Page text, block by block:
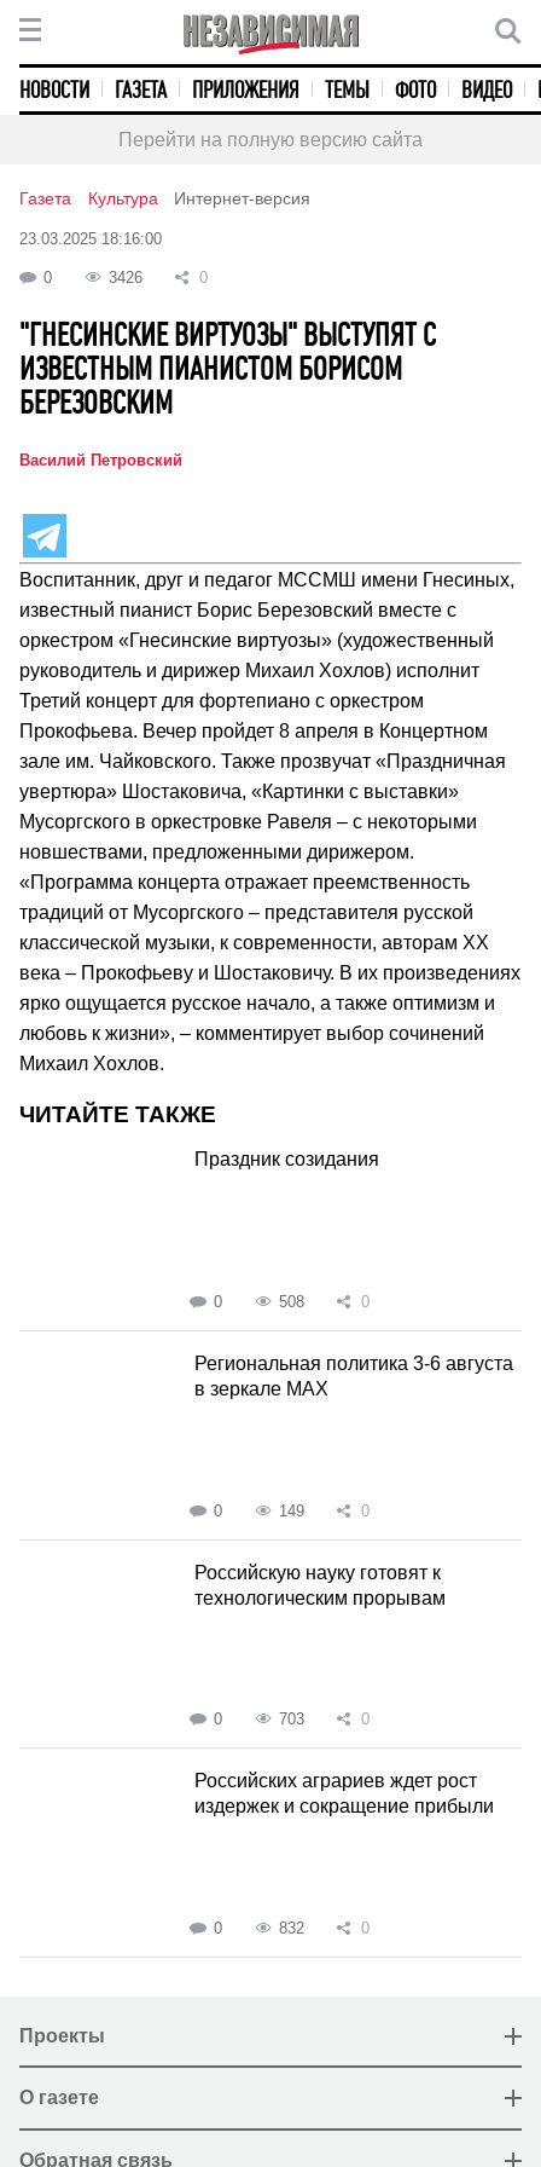
НОВОСТИ ГАЗЕТА ПРИЛОЖЕНИЯ ТЕМЫ ФОТО ВИДЕО
Перейти на полную версию сайта
Газета Культура Интернет-версия
23.03.2025 18:16:00
0 3426 0
"ГНЕСИНСКИЕ ВИРТУОЗЫ" ВЫСТУПЯТ С
ИЗВЕСТНЫМ ПИАНИСТОМ БОРИСОМ
БЕРЕЗОВСКИМ
Василий Петровский
Воспитанник, друг и педагог МССМШ имени Гнесиных,
известный пианист Борис Березовский вместе с
оркестром «Гнесинские виртуозы» (художественный
руководитель и дирижер Михаил Хохлов) исполнит
Третий концерт для фортепиано с оркестром
Прокофьева. Вечер пройдет 8 апреля в Концертном
зале им. Чайковского. Также прозвучат «Праздничная
увертюра» Шостаковича, «Картинки с выставки»
Мусоргского в оркестровке Равеля – с некоторыми
новшествами, предложенными дирижером.
«Программа концерта отражает преемственность
традиций от Мусоргского – представителя русской
классической музыки, к современности, авторам XX
века – Прокофьеву и Шостаковичу. В их произведениях
ярко ощущается русское начало, а также оптимизм и
любовь к жизни», – комментирует выбор сочинений
Михаил Хохлов.
ЧИТАЙТЕ ТАКЖЕ
Праздник созидания
0 508 0
Региональная политика 3-6 августа
в зеркале MAX
0 149 0
Российскую науку готовят к
технологическим прорывам
0 703 0
Российских аграриев ждет рост
издержек и сокращение прибыли
0 832 0
Проекты
О газете
Обратная связь